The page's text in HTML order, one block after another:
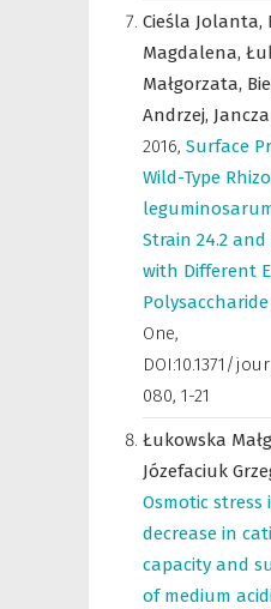
Cieśla Jolanta,
Magdalena,
Małgorzata,
Andrzej,
2016, Surface
Wild-Type
Strain 24.2
with Different
One,
DOI:10.1371/
080, 1-21
Łukowska
Józefaciuk
Osmotic stress
decrease in
capacity and
of medium